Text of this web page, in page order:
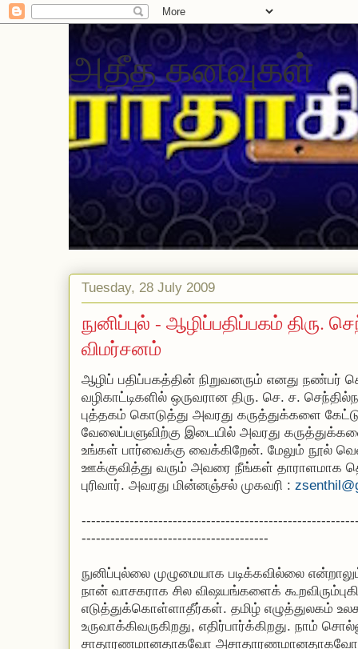
அதீத கனவுகள்
Tuesday, 28 July 2009
நுனிப்புல் - ஆழிப்பதிப்பகம்
விமர்சனம்
ஆழிப் பதிப்பகத்தின் நிறுவனரும் எனது நண்பர்
வழிகாட்டிகளில் ஒருவரான திரு. செ. ச.
புத்தகம் கொடுத்து அவரது கருத்துக்களை
வேலைப்பளுவிற்கு இடையில் அவரது
உங்கள் பார்வைக்கு வைக்கிறேன். மேலும் நூல்
ஊக்குவித்து வரும் அவரை நீங்கள் தாராளமாக
புரிவார். அவரது மின்னஞ்சல் முகவரி :
---------------------------------------
நுனிப்புல்லை முழுமையாக படிக்கவில்லை
நான் வாசகராக சில விஷயங்களைக்
எடுத்துக்கொள்ளாதீர்கள். தமிழ் எழுத்துலகம்
உருவாக்கிவருகிறது, எதிர்பார்க்கிறது. நாம்
சாதாரணமானதாகவோ